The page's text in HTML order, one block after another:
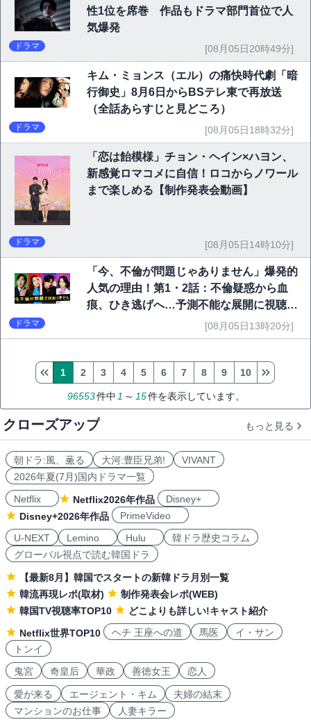
性1位を席巻 作品もドラマ部門首位で人
気爆発
ドラマ [08月05日20時49分]
キム・ミョンス（エル）の痛快時代劇「暗
行御史」8月6日からBSテレ東で再放送
（全話あらすじと見どころ）
ドラマ [08月05日18時32分]
「恋は飴模様」チョン・ヘイン×ハヨン、
新感覚ロマコメに自信！ロコからノワール
まで楽しめる【制作発表会動画】
ドラマ [08月05日14時10分]
「今、不倫が問題じゃありません」爆発的
人気の理由！第1・2話：不倫疑惑から血
痕、ひき逃げへ…予測不能な展開に視聴者
ドラマ [08月05日13時20分]
96553件中 1 ～ 15件を表示しています。
1 2 3 4 5 6 7 8 9 10
クローズアップ もっと見る
朝ドラ:風、薫る 大河:豊臣兄弟!
VIVANT
2026年夏(7月)国内ドラマ一覧
Netflix
Netflix2026年作品
Disney+
Disney+2026年作品
PrimeVideo
U-NEXT
Lemino Hulu
韓ドラ歴史コラム
グローバル視点で読む韓国ドラ
【最新8月】韓国でスタートの新韓ドラ月別一覧
韓流再現レポ(取材)
制作発表会レポ(WEB)
韓国TV視聴率TOP10
どこよりも詳しい!キャスト紹介
Netflix世界TOP10
ヘチ 王座への道 馬医
イ・サン
トンイ
鬼宮
奇皇后 華政 善徳女王 恋人
愛が来る エージェント・キム
夫婦の結末
マンションのお仕事
人妻キラー